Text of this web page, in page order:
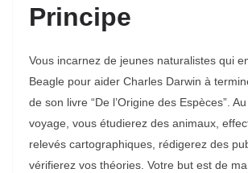
Principe
Vous incarnez de jeunes naturalistes qui
Beagle pour aider Charles Darwin à
de son livre “De l’Origine des Espèces”.
voyage, vous étudierez des animaux,
relevés cartographiques, rédigerez des
vérifierez vos théories. Votre but est de